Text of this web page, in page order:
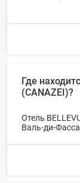
Где
(CANAZEI)?
Отель
Валь-ди-